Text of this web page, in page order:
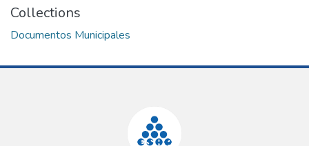
Collections
Documentos Municipales